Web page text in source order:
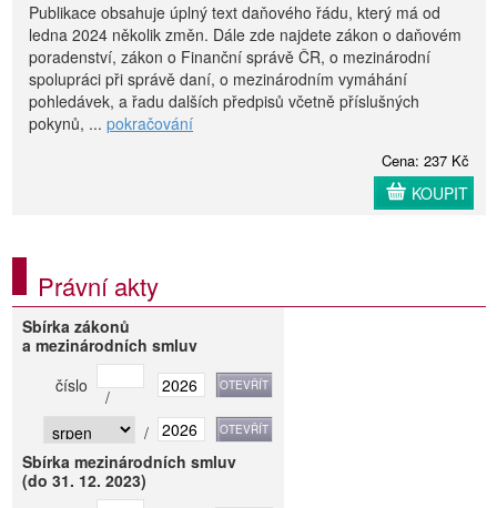
Publikace obsahuje úplný text daňového řádu, který má od
ledna 2024 několik změn. Dále zde najdete zákon o daňovém
poradenství, zákon o Finanční správě ČR, o mezinárodní
spolupráci při správě daní, o mezinárodním vymáhání
pohledávek, a řadu dalších předpisů včetně příslušných
pokynů, ... pokračování
Cena: 237 Kč
KOUPIT
Právní akty
Sbírka zákonů
a mezinárodních smluv
číslo
/
/
Sbírka mezinárodních smluv
(do 31. 12. 2023)